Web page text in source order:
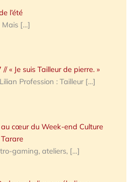
l’été
Mais […]
« Je suis Tailleur de pierre. »
Profession : Tailleur […]
cœur du Week-end Culture
gaming, ateliers, […]